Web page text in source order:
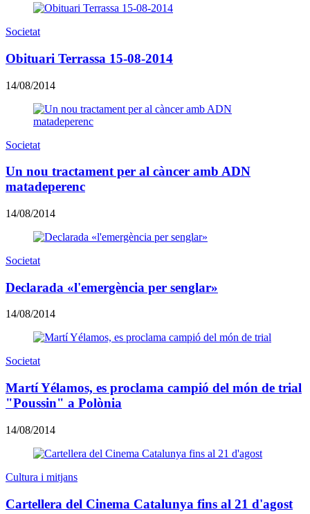
Societat
Obituari Terrassa 15-08-2014
14/08/2014
Societat
Un nou tractament per al càncer amb ADN
matadeperenc
14/08/2014
Societat
Declarada «l'emergència per senglar»
14/08/2014
Societat
Martí Yélamos, es proclama campió del món de trial
"Poussin" a Polònia
14/08/2014
Cultura i mitjans
Cartellera del Cinema Catalunya fins al 21 d'agost